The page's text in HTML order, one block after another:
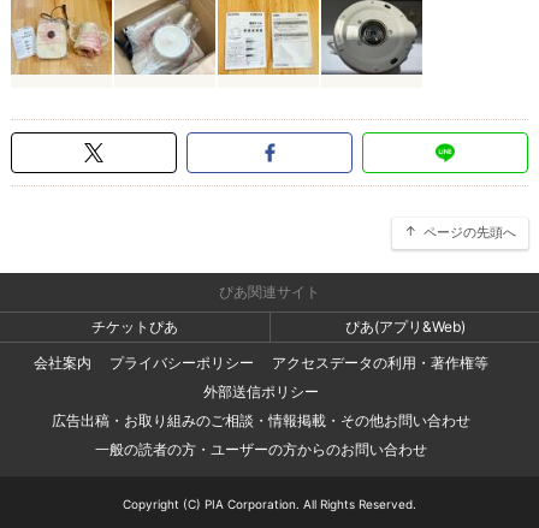
ページの先頭へ
ぴあ関連サイト
チケットぴあ
ぴあ(アプリ&Web)
会社案内
プライバシーポリシー
アクセスデータの利用・著作権等
外部送信ポリシー
広告出稿・お取り組みのご相談・情報掲載・その他お問い合わせ
一般の読者の方・ユーザーの方からのお問い合わせ
Copyright (C) PIA Corporation. All Rights Reserved.